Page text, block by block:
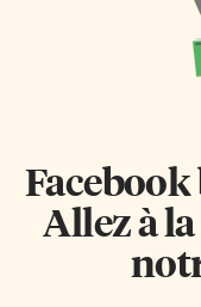
Facebook
Allez à